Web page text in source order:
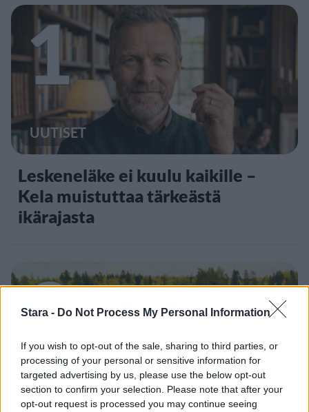
Stara - Do Not Process My Personal Information
If you wish to opt-out of the sale, sharing to third parties, or
processing of your personal or sensitive information for
targeted advertising by us, please use the below opt-out
section to confirm your selection. Please note that after your
opt-out request is processed you may continue seeing
1
UUTISET
Leskeneläke ei kuulu kaikille –
Kela muistuttaa tärkeästä
ikärajasta
2
VIIHDEUUTISET